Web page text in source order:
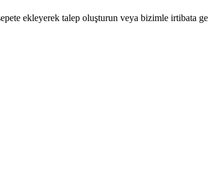
ekleyerek talep oluşturun veya bizimle irtibata